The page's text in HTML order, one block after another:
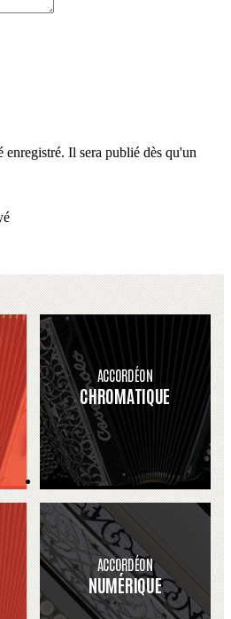
enregistré. Il sera publié dès qu'un
ACCORDÉON
CHROMATIQUE
ACCORDÉON
NUMÉRIQUE